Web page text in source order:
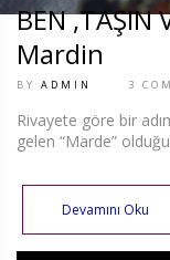
BEN ,TAŞIN
Mardin
BY ADMIN 3
Rivayete göre bir
gelen “Marde”
Devamını Oku